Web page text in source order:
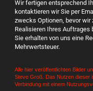
Wir fertigen entsprechend
kontaktieren wir Sie per
zwecks Optionen, bevor
Realisieren Ihres Auftrages
Sie erhalten von uns eine
Mehrwertsteuer.
Alle hier veröffentlichten Bilder
Steve Groß. Das Nutzen dieser
Verbindung mit einem